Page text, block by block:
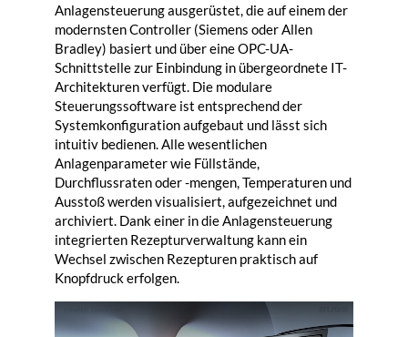
Anlagensteuerung ausgerüstet, die auf einem der
modernsten Controller (Siemens oder Allen
Bradley) basiert und über eine OPC-UA-
Schnittstelle zur Einbindung in übergeordnete IT-
Architekturen verfügt. Die modulare
Steuerungssoftware ist entsprechend der
Systemkonfiguration aufgebaut und lässt sich
intuitiv bedienen. Alle wesentlichen
Anlagenparameter wie Füllstände,
Durchflussraten oder -mengen, Temperaturen und
Ausstoß werden visualisiert, aufgezeichnet und
archiviert. Dank einer in die Anlagensteuerung
integrierten Rezepturverwaltung kann ein
Wechsel zwischen Rezepturen praktisch auf
Knopfdruck erfolgen.